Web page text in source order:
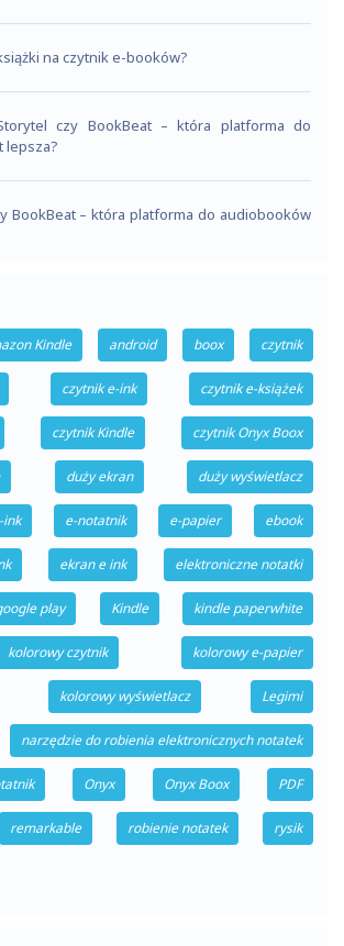
na czytnik e-booków?
czy BookBeat – która platforma do
lepsza?
BookBeat – która platforma do audiobooków
Kindle android boox czytnik
czytnik e-ink czytnik e-książek
czytnik Kindle czytnik Onyx Boox
duży ekran duży wyświetlacz
ink e-notatnik e-papier ebook
ekran e ink elektroniczne notatki
play Kindle kindle paperwhite
kolorowy czytnik kolorowy e-papier
kolorowy wyświetlacz Legimi
narzędzie do robienia elektronicznych notatek
Onyx Onyx Boox PDF
remarkable robienie notatek rysik